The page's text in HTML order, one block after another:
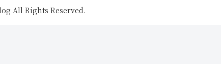
All Rights Reserved.